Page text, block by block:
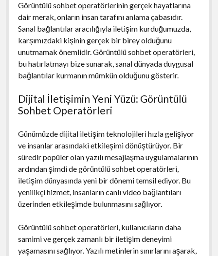
Görüntülü sohbet operatörlerinin gerçek hayatlarına
dair merak, onların insan tarafını anlama çabasıdır.
Sanal bağlantılar aracılığıyla iletişim kurduğumuzda,
karşımızdaki kişinin gerçek bir birey olduğunu
unutmamak önemlidir. Görüntülü sohbet operatörleri,
bu hatırlatmayı bize sunarak, sanal dünyada duygusal
bağlantılar kurmanın mümkün olduğunu gösterir.
Dijital İletişimin Yeni Yüzü: Görüntülü
Sohbet Operatörleri
Günümüzde dijital iletişim teknolojileri hızla gelişiyor
ve insanlar arasındaki etkileşimi dönüştürüyor. Bir
süredir popüler olan yazılı mesajlaşma uygulamalarının
ardından şimdi de görüntülü sohbet operatörleri,
iletişim dünyasında yeni bir dönemi temsil ediyor. Bu
yenilikçi hizmet, insanların canlı video bağlantıları
üzerinden etkileşimde bulunmasını sağlıyor.
Görüntülü sohbet operatörleri, kullanıcıların daha
samimi ve gerçek zamanlı bir iletişim deneyimi
yaşamasını sağlıyor. Yazılı metinlerin sınırlarını aşarak,